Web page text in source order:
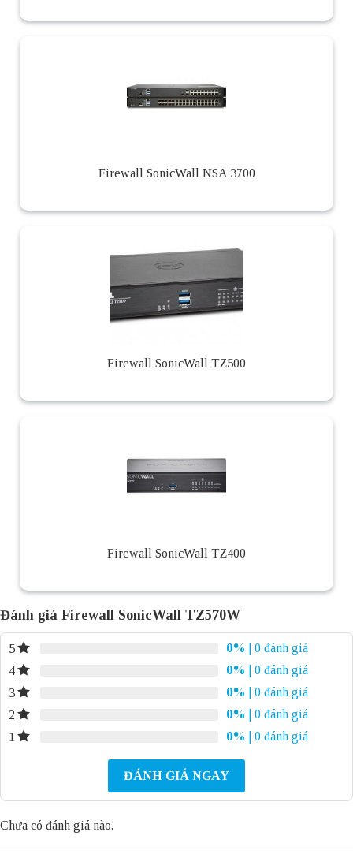
Firewall SonicWall NSA 3700
Firewall SonicWall TZ500
Firewall SonicWall TZ400
Đánh giá Firewall SonicWall TZ570W
5 0%
| 0 đánh giá
4
0%
| 0 đánh giá
3
0%
| 0 đánh giá
2
0%
| 0 đánh giá
1
0% | 0 đánh giá
ĐÁNH GIÁ NGAY
Chưa có đánh giá nào.